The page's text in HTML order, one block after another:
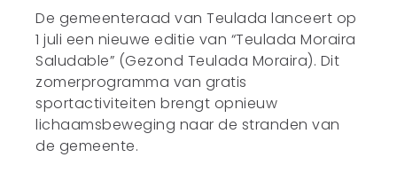
De gemeenteraad van Teulada lanceert op
1 juli een nieuwe editie van “Teulada Moraira
Saludable” (Gezond Teulada Moraira). Dit
zomerprogramma van gratis
sportactiviteiten brengt opnieuw
lichaamsbeweging naar de stranden van
de gemeente.